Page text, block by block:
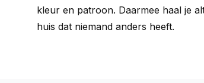
kleur en patroon. Daarmee haal je
huis dat niemand anders heeft.